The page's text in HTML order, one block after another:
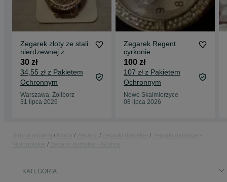
Zegarek złoty ze stali
nierdzewnej z
cyrkoniami
30 zł
34,55 zł z Pakietem
Ochronnym
Warszawa, Żoliborz
31 lipca 2026
Zegarek Regent
cyrkonie
100 zł
107 zł z Pakietem
Ochronnym
Nowe Skalmierzyce
08 lipca 2026
KATEGORIA